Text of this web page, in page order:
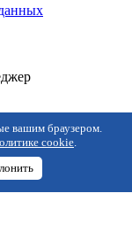
вашим браузером.
cookie.